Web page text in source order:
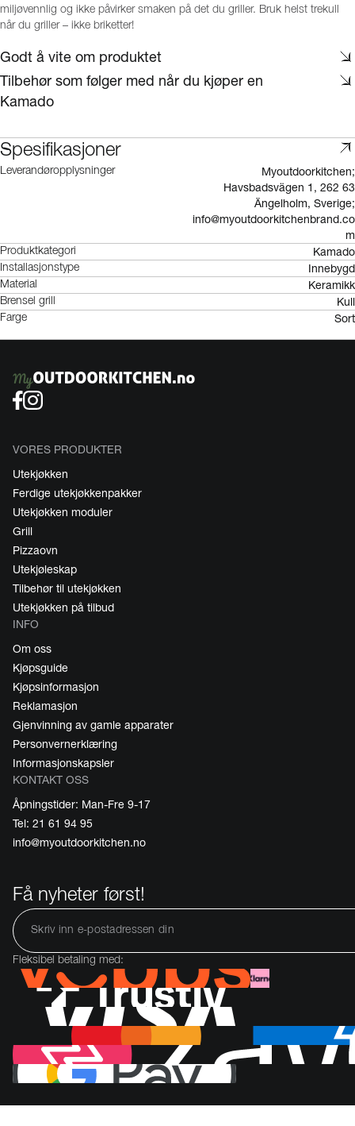
miljøvennlig og ikke påvirker smaken på det du griller. Bruk helst trekull
når du griller – ikke briketter!
Godt å vite om produktet
Tilbehør som følger med når du kjøper en
Kamado
Spesifikasjoner
Leverandøropplysninger
Myoutdoorkitchen;
Havsbadsvägen 1, 262 63
Ängelholm, Sverige;
info@myoutdoorkitchenbrand.co
m
Produktkategori Kamado
Installasjonstype Innebygd
Material Keramikk
Brensel grill Kull
Farge Sort
VORES PRODUKTER
Utekjøkken
Ferdige utekjøkkenpakker
Utekjøkken moduler
Grill
Pizzaovn
Utekjøleskap
Tilbehør til utekjøkken
Utekjøkken på tilbud
INFO
Om oss
Kjøpsguide
Kjøpsinformasjon
Reklamasjon
Gjenvinning av gamle apparater
Personvernerklæring
Informasjonskapsler
KONTAKT OSS
Åpningstider: Man-Fre 9-17
Tel: 21 61 94 95
info@myoutdoorkitchen.no
Få nyheter først!
Fleksibel betaling med: